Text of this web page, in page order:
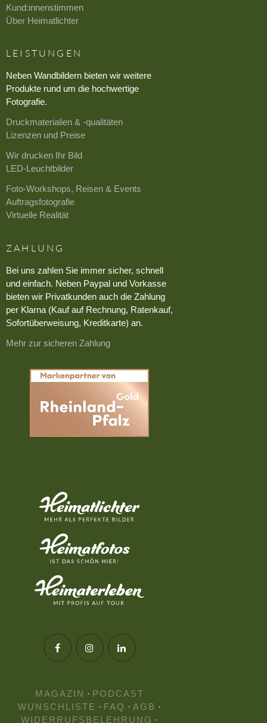
Kund:innenstimmen
Über Heimatlichter
LEISTUNGEN
Neben Wandbildern bieten wir weitere
Produkte rund um die hochwertige
Fotografie.
Druckmaterialien & -qualitäten
Lizenzen und Preise
Wir drucken Ihr Bild
LED-Leuchtbilder
Foto-Workshops, Reisen & Events
Auftragsfotografie
Virtuelle Realität
ZAHLUNG
Bei uns zahlen Sie immer sicher, schnell
und einfach. Neben Paypal und Vorkasse
bieten wir Privatkunden auch die Zahlung
per Klarna (Kauf auf Rechnung, Ratenkauf,
Sofortüberweisung, Kreditkarte) an.
Mehr zur sicheren Zahlung
MAGAZIN · PODCAST
WUNSCHLISTE · FAQ · AGB ·
WIDERRUFSBELEHRUNG ·